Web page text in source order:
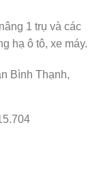
1 trụ và các
hạ ô tô, xe máy.
Bình Thạnh,